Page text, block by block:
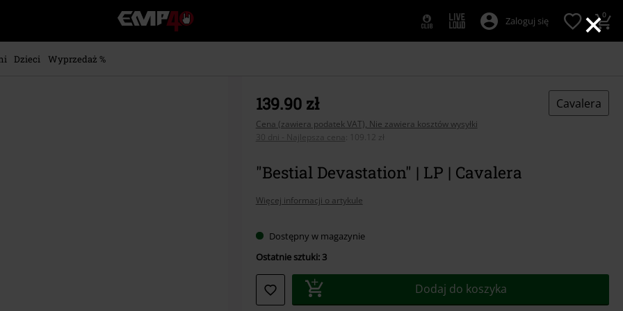
×
EMP
-
Merch
Zaloguj się 0
Dzieci
Wyprzedaż %
139.90 zł
Cena (zawiera podatek VAT), Nie zawiera kosztów wysyłki
30 dni - Najlepsza cena
109.12 zł
Cavalera
"Bestial Devastation" | LP | Cavalera
Więcej informacji o artykule
Dostępny w magazynie
Ostatnie sztuki: 3
Dodaj do koszyka